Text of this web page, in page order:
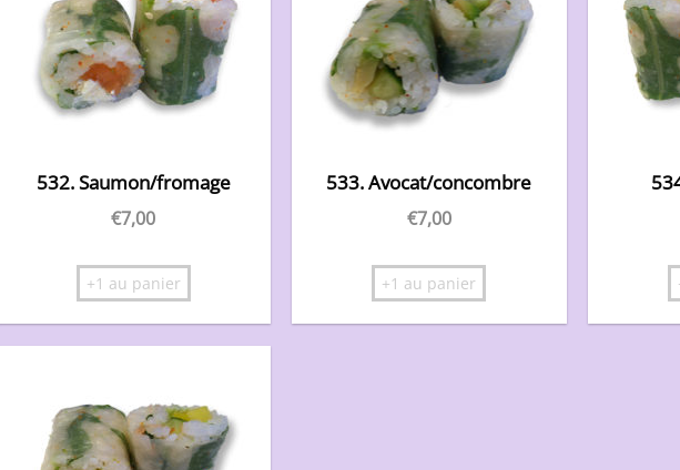
532. Saumon/fromage
€7,00
+1 au panier
533. Avocat/concombre
€7,00
+1 au panier